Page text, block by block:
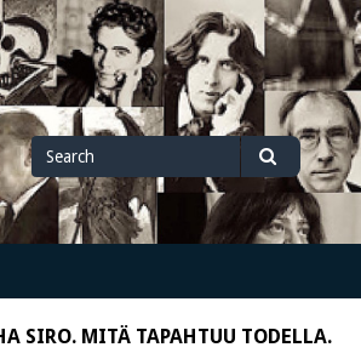
Search
for
Search
SIRO. MITÄ TAPAHTUU TODELLA.